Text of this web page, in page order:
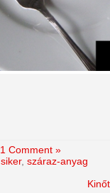
1 Comment »
siker, száraz-anyag